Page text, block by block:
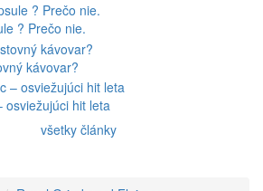
? Prečo nie.
kávovar?
osviežujúci hit leta
všetky články